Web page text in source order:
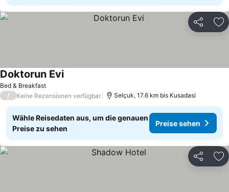
Teilen
Bed & Breakfast
Doktorun EviPreise sehen
/ Keine Rezensionen verfügbar Selçuk, 17.6 km bis Kusadasi
Wähle Reisedaten aus, um die genauen
Preise zu sehen
Preise sehen
Teilen